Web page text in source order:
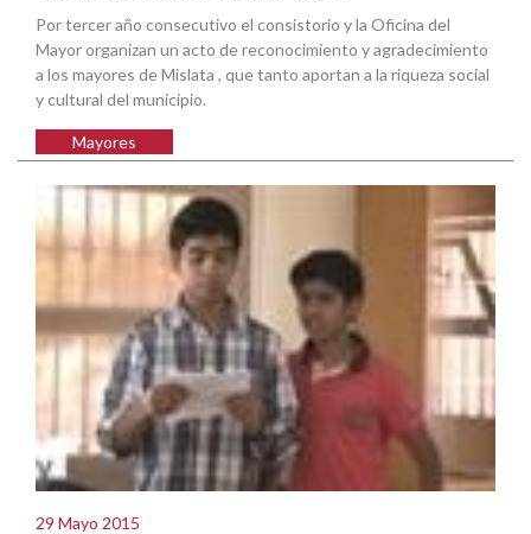
Por tercer año consecutivo el consistorio y la Oficina del
Mayor organizan un acto de reconocimiento y agradecimiento
a los mayores de Mislata , que tanto aportan a la riqueza social
y cultural del municipio.
Mayores
29 Mayo 2015